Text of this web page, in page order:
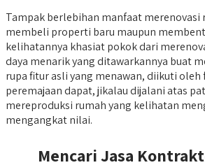
Tampak berlebihan manfaat merenovasi
membeli properti baru maupun
kelihatannya khasiat pokok dari
daya menarik yang ditawarkannya buat
rupa fitur asli yang menawan, diikuti
peremajaan dapat, jikalau dijalani atas
mereproduksi rumah yang kelihatan
mengangkat nilai.
Mencari Jasa